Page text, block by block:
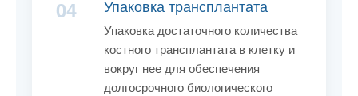
04 Упаковка трансплантата
Упаковка достаточного количества
костного трансплантата в клетку и
вокруг нее для обеспечения
долгосрочного биологического